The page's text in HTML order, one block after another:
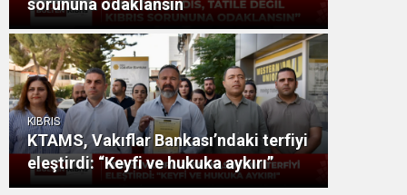
sorununa odaklansın
KIBRIS
KTAMS, Vakıflar Bankası’ndaki terfiyi
eleştirdi: “Keyfi ve hukuka aykırı”